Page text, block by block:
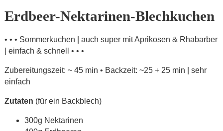
Erdbeer-Nektarinen-Blechkuchen
• • • Sommerkuchen | auch super mit Aprikosen & Rhabarber
| einfach & schnell • • •
Zubereitungszeit: ~ 45 min • Backzeit: ~25 + 25 min | sehr
einfach
Zutaten (für ein Backblech)
300g Nektarinen